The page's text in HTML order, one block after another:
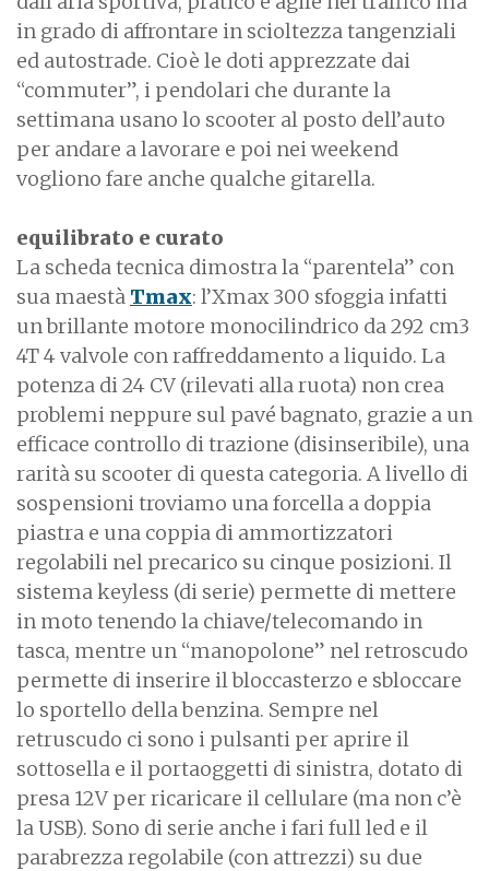
in grado di affrontare in scioltezza tangenziali
ed autostrade. Cioè le doti apprezzate dai
“commuter”, i pendolari che durante la
settimana usano lo scooter al posto dell’auto
per andare a lavorare e poi nei weekend
vogliono fare anche qualche gitarella.
equilibrato e curato
La scheda tecnica dimostra la “parentela” con
sua maestà Tmax: l’Xmax 300 sfoggia infatti
un brillante motore monocilindrico da 292 cm3
4T 4 valvole con raffreddamento a liquido. La
potenza di 24 CV (rilevati alla ruota) non crea
problemi neppure sul pavé bagnato, grazie a un
efficace controllo di trazione (disinseribile), una
rarità su scooter di questa categoria. A livello di
sospensioni troviamo una forcella a doppia
piastra e una coppia di ammortizzatori
regolabili nel precarico su cinque posizioni. Il
sistema keyless (di serie) permette di mettere
in moto tenendo la chiave/telecomando in
tasca, mentre un “manopolone” nel retroscudo
permette di inserire il bloccasterzo e sbloccare
lo sportello della benzina. Sempre nel
retruscudo ci sono i pulsanti per aprire il
sottosella e il portaoggetti di sinistra, dotato di
presa 12V per ricaricare il cellulare (ma non c’è
la USB). Sono di serie anche i fari full led e il
parabrezza regolabile (con attrezzi) su due